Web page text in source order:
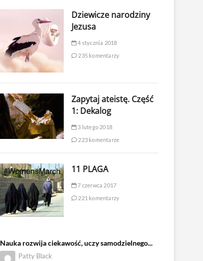
Dziewicze narodziny
Jezusa
4 stycznia 2018
235 komentarzy
Zapytaj ateistę. Część
1: Dekalog
3 lutego 2018
223 komentarze
11 PLAGA
7 czerwca 2017
221 komentarzy
Nauka rozwija ciekawość, uczy samodzielnego...
Patty Black